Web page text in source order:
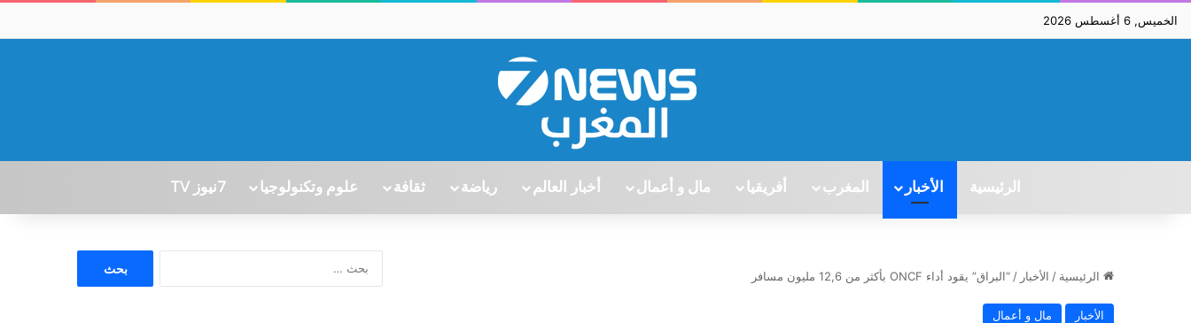
الخميس, 6 أغسطس 2026
الرئيسية الأخبار المغرب أفريقيا مال و أعمال أخبار العالم رياضة ثقافة علوم وتكنولوجيا 7نيوز TV
الرئيسية / الأخبار / “البراق” يقود أداء ONCF بأكثر من 12,6 مليون مسافر
الأخبار مال و أعمال